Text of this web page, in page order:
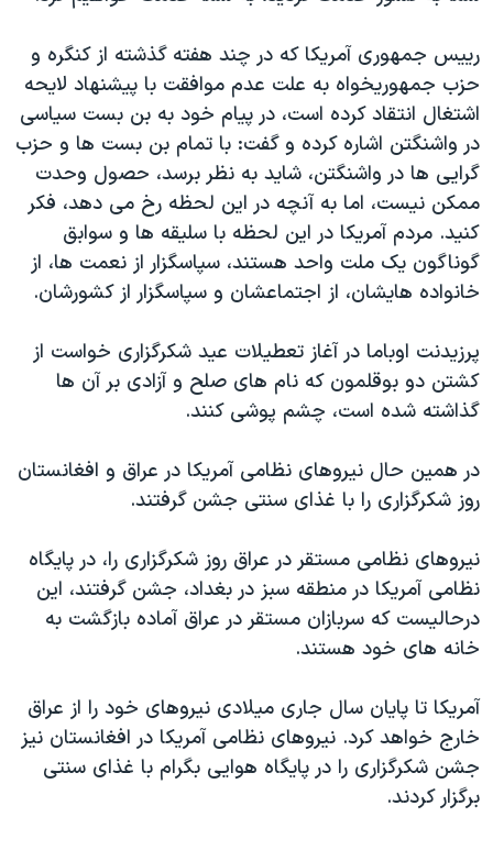
رييس جمهوری آمريکا که در چند هفته گذشته از کنگره و
حزب جمهوريخواه به علت عدم موافقت با پيشنهاد لايحه
اشتغال انتقاد کرده است، در پيام خود به بن بست سياسی
در واشنگتن اشاره کرده و گفت: با تمام بن بست ها و حزب
گرايی ها در واشنگتن، شايد به نظر برسد، حصول وحدت
ممکن نيست، اما به آنچه در اين لحظه رخ می دهد، فکر
کنيد. مردم آمريکا در اين لحظه با سليقه ها و سوابق
گوناگون يک ملت واحد هستند، سپاسگزار از نعمت ها، از
خانواده هايشان، از اجتماعشان و سپاسگزار از کشورشان.
پرزيدنت اوباما در آغاز تعطيلات عيد شکرگزاری خواست از
کشتن دو بوقلمون که نام های صلح و آزادی بر آن ها
گذاشته شده است، چشم پوشی کنند.
در همين حال نيروهای نظامی آمريکا در عراق و افغانستان
روز شکرگزاری را با غذای سنتی جشن گرفتند.
نيروهای نظامی مستقر در عراق روز شکرگزاری را، در پايگاه
نظامی آمريکا در منطقه سبز در بغداد، جشن گرفتند، اين
درحاليست که سربازان مستقر در عراق آماده بازگشت به
خانه های خود هستند.
آمريکا تا پايان سال جاری ميلادی نيروهای خود را از عراق
خارج خواهد کرد. نيروهای نظامی آمريکا در افغانستان نيز
جشن شکرگزاری را در پايگاه هوايی بگرام با غذای سنتی
برگزار کردند.